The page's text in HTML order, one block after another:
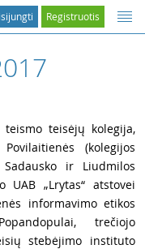
Registruotis
teisėjų kolegija,
(kolegijos
ir Liudmilos
UAB „Lrytas“ atstovei
informavimo etikos
trečiojo
stebėjimo instituto